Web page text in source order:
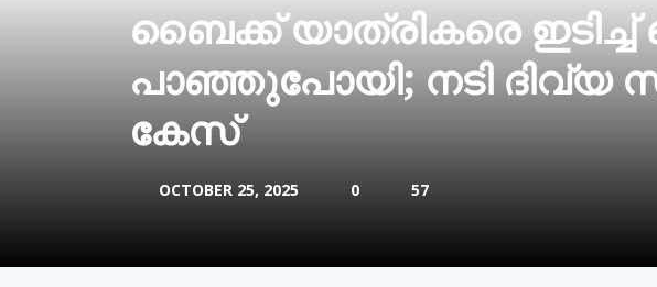
ബൈക്ക് യാത്രികരെ ഇടിച്ച്
പാഞ്ഞുപോയി; നടി ദിവ്യ
കേസ്
OCTOBER 25, 2025 0 57